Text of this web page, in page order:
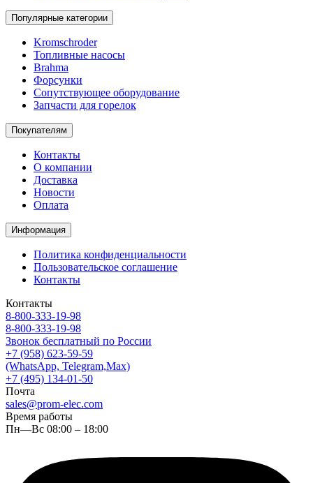
Популярные категории
Kromschroder
Топливные насосы
Brahma
Форсунки
Сопутствующее оборудование
Запчасти для горелок
Покупателям
Контакты
О компании
Доставка
Новости
Оплата
Информация
Политика конфиденциальности
Пользовательское соглашение
Контакты
Контакты
8-800-333-19-98
8-800-333-19-98
Звонок бесплатный по России
+7 (958) 623-59-59
(WhatsApp, Telegram,Max)
+7 (495) 134-01-50
Почта
sales@prom-elec.com
Время работы
Пн—Вс 08:00 – 18:00